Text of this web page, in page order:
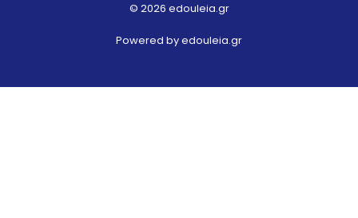
© 2026 edouleia.gr
Powered by edouleia.gr